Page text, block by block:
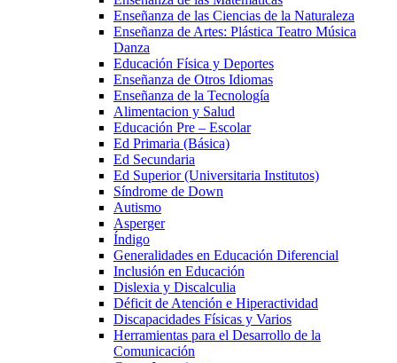
Enseñanza de las Ciencias de la Naturaleza
Enseñanza de Artes: Plástica Teatro Música
Danza
Educación Física y Deportes
Enseñanza de Otros Idiomas
Enseñanza de la Tecnología
Alimentacion y Salud
Educación Pre – Escolar
Ed Primaria (Básica)
Ed Secundaria
Ed Superior (Universitaria Institutos)
Síndrome de Down
Autismo
Asperger
Índigo
Generalidades en Educación Diferencial
Inclusión en Educación
Dislexia y Discalculia
Déficit de Atención e Hiperactividad
Discapacidades Físicas y Varios
Herramientas para el Desarrollo de la
Comunicación